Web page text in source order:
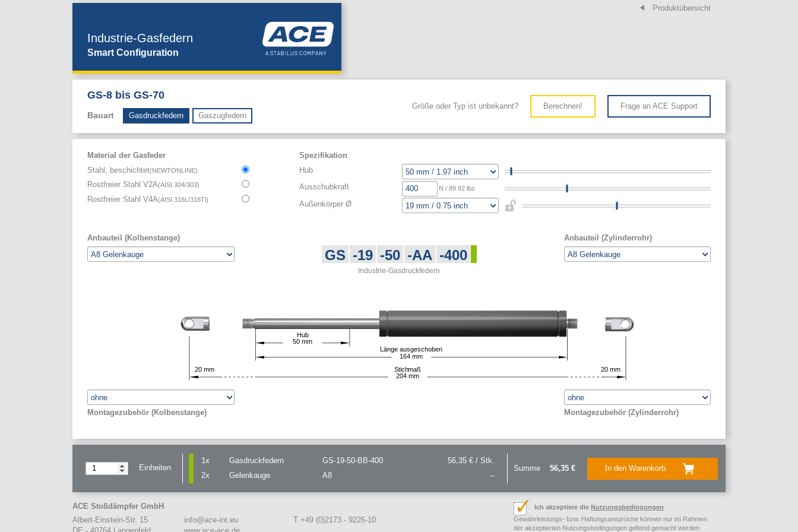
Industrie-Gasfedern
Smart Configuration
Produktübersicht
GS-8 bis GS-70
Bauart Gasdruckfedern Gaszugfedern
Größe oder Typ ist unbekannt? Berechnen! Frage an ACE Support
Material der Gasfeder
Stahl, beschichtet(NEWTONLINE)
Rostfreier Stahl V2A(AISI 304/303)
Rostfreier Stahl V4A(AISI 316L/316Ti)
Spezifikation
Hub
Ausschubkraft N / 89.92 lbs
Außenkörper Ø
Anbauteil (Kolbenstange)
GS -19 -50 -AA -400
Industrie-Gasdruckfedern
Anbauteil (Zylinderrohr)
Hub
50 mm
Länge ausgeschoben
164 mm
Stichmaß
204 mm
20 mm 20 mm
Montagezubehör (Kolbenstange) Montagezubehör (Zylinderrohr)
Einheiten
1x Gasdruckfedern GS-19-50-BB-400
56,35 € / Stk.
2x
Gelenkauge A8 --
Summe 56,35 € In den Warenkorb
ACE Stoßdämpfer GmbH
Albert-Einstein-Str. 15
info@ace-int.eu
T +49 (0)2173 - 9226-10
Ich akzeptiere die Nutzungsbedingungen
Gewährleistungs- bzw. Haftungsansprüche können nur im Rahmen
der akzeptierten Nutzungsbedingungen geltend gemacht werden.